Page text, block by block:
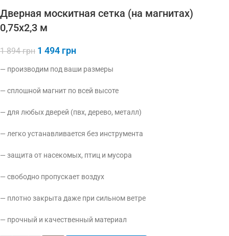
Дверная москитная сетка (на магнитах)
0,75х2,3 м
1 894грн 1 494 грн
— производим под ваши размеры
— сплошной магнит по всей высоте
— для любых дверей (пвх, дерево, металл)
— легко устанавливается без инструмента
— защита от насекомых, птиц и мусора
— свободно пропускает воздух
— плотно закрыта даже при сильном ветре
— прочный и качественный материал